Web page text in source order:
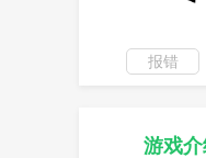
报错
游戏